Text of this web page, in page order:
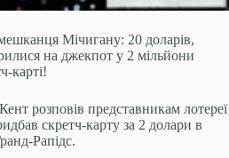
Мічигану: 20 доларів,
на джекпот у 2 мільйони
карті!
розповів представникам лотереї
скретч-карту за 2 долари в
Рапідс.